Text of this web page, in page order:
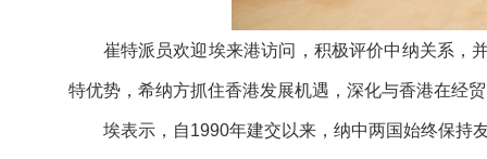
崔特派员欢迎埃来港访问，积极评价中纳关系，
特优势，希纳方抓住香港发展机遇，深化与香港在经
埃表示，自1990年建交以来，纳中两国始终保持